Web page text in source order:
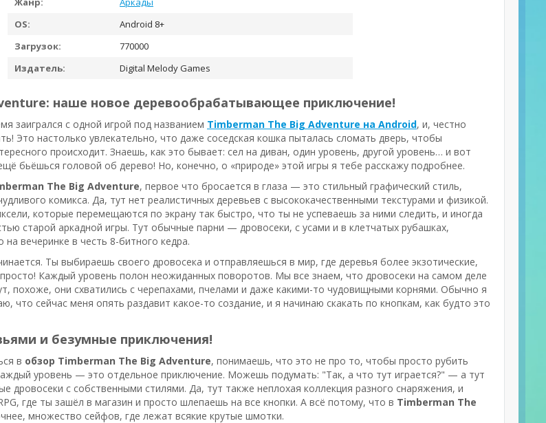
OS:
Android 8+
Загрузок:
770000
Издатель:
Digital Melody Games
наше новое деревообрабатывающее приключение!
заигрался с одной игрой под названием Timberman The Big Adventure на Android, и, честно
Это настолько увлекательно, что даже соседская кошка пыталась сломать дверь, чтобы
происходит. Знаешь, как это бывает: сел на диван, один уровень, другой уровень… и вот
бьёшься головой об дерево! Но, конечно, о «природе» этой игры я тебе расскажу подробнее.
The Big Adventure, первое что бросается в глаза — это стильный графический стиль,
комикса. Да, тут нет реалистичных деревьев с высококачественными текстурами и физикой.
которые перемещаются по экрану так быстро, что ты не успеваешь за ними следить, и иногда
старой аркадной игры. Тут обычные парни — дровосеки, с усами и в клетчатых рубашках,
вечеринке в честь 8-битного кедра.
Ты выбираешь своего дровосека и отправляешься в мир, где деревья более экзотические,
Каждый уровень полон неожиданных поворотов. Мы все знаем, что дровосеки на самом деле
похоже, они схватились с черепахами, пчелами и даже какими-то чудовищными корнями. Обычно я
что сейчас меня опять раздавит какое-то создание, и я начинаю скакать по кнопкам, как будто это
и безумные приключения!
в обзор Timberman The Big Adventure, понимаешь, что это не про то, чтобы просто рубить
уровень — это отдельное приключение. Можешь подумать: "Так, а что тут играется?" — а тут
дровосеки с собственными стилями. Да, тут также неплохая коллекция разного снаряжения, и
где ты зашёл в магазин и просто шлепаешь на все кнопки. А всё потому, что в Timberman The
множество сейфов, где лежат всякие крутые шмотки.